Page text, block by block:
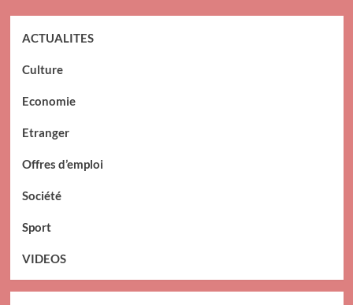
ACTUALITES
Culture
Economie
Etranger
Offres d’emploi
Société
Sport
VIDEOS